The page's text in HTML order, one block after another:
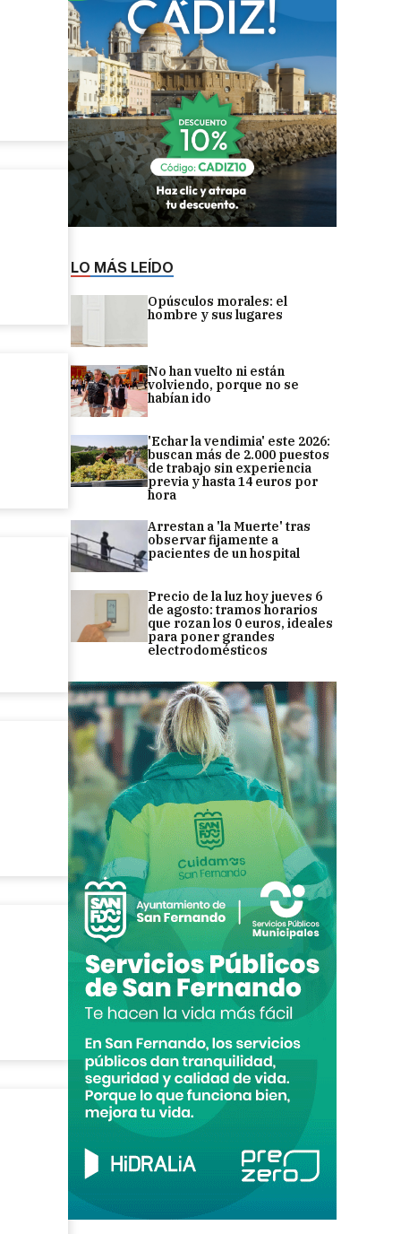
LO MÁS LEÍDO
Opúsculos morales: el
hombre y sus lugares
No han vuelto ni están
volviendo, porque no se
habían ido
'Echar la vendimia' este 2026:
buscan más de 2.000 puestos
de trabajo sin experiencia
previa y hasta 14 euros por
hora
Arrestan a 'la Muerte' tras
observar fijamente a
pacientes de un hospital
Precio de la luz hoy jueves 6
de agosto: tramos horarios
que rozan los 0 euros, ideales
para poner grandes
electrodomésticos